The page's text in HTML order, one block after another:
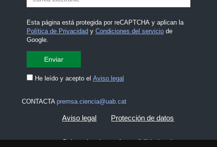
Esta página está protegida por reCAPTCHA y aplican la
Política de Privacidad y Condiciones del serviciode
Google.
He leído y acepto el Aviso legal
CONTACTA premsa.ciencia@uab.cat
Aviso legal Protección de datos
Sobre el web Accesibilidad web